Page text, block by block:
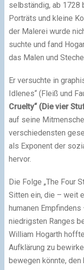
selbständig, ab 1728
Porträts und kleine
der Malerei wurde
suchte und fand
das Malen und
Er versuchte in
Idlenes“ (Fleiß und
Cruelty“ (Die vier
auf seine
verschiedensten
als Exponent der
hervor.
Die Folge „The Four
Sitten ein, die – weit
humanen
niedrigsten Ranges
William Hogarth
Aufklärung zu
bewegen könnte,